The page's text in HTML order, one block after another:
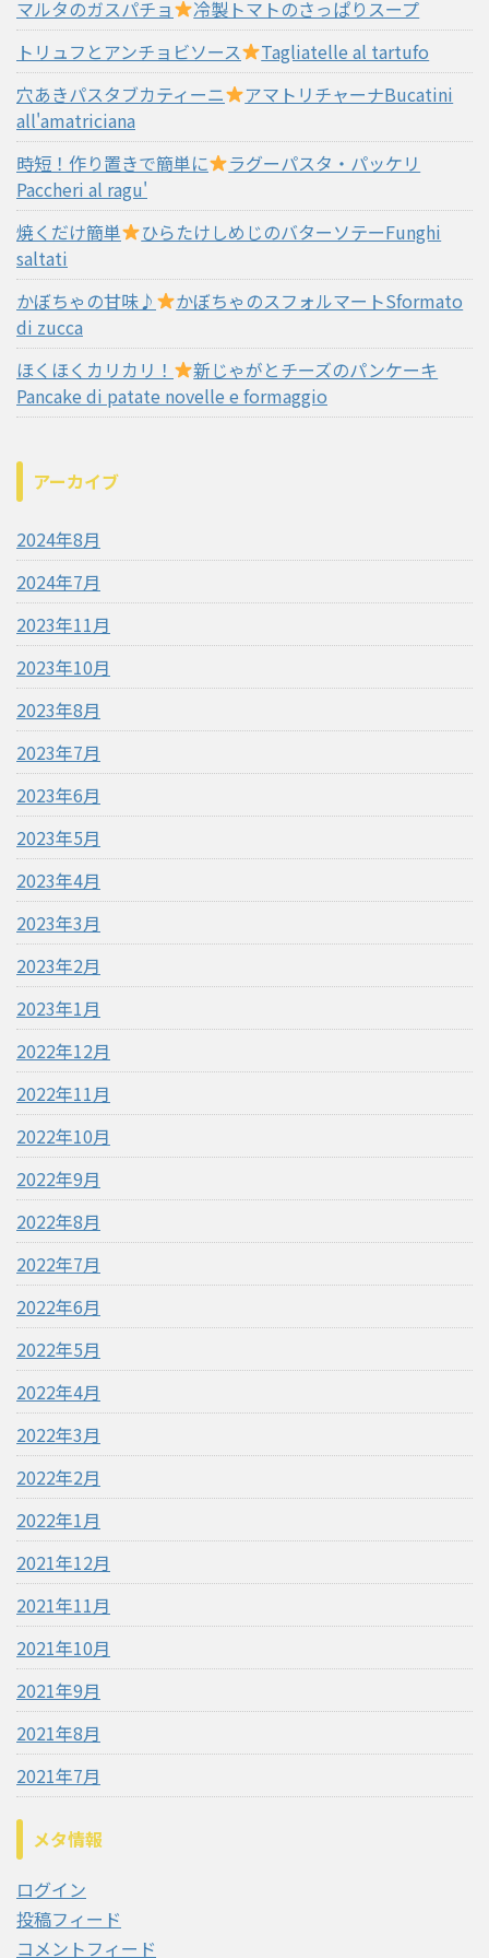
マルタのガスパチョ
冷製トマトのさっぱりスープ
トリュフとアンチョビソース
Tagliatelle al tartufo
穴あきパスタブカティーニ
アマトリチャーナBucatini
all'amatriciana
時短！作り置きで簡単に
ラグーパスタ・パッケリ
Paccheri al ragu'
焼くだけ簡単
ひらたけしめじのバターソテーFunghi
saltati
かぼちゃの甘味♪
かぼちゃのスフォルマートSformato
di zucca
ほくほくカリカリ！
新じゃがとチーズのパンケーキ
Pancake di patate novelle e formaggio
アーカイブ
2024年8月
2024年7月
2023年11月
2023年10月
2023年8月
2023年7月
2023年6月
2023年5月
2023年4月
2023年3月
2023年2月
2023年1月
2022年12月
2022年11月
2022年10月
2022年9月
2022年8月
2022年7月
2022年6月
2022年5月
2022年4月
2022年3月
2022年2月
2022年1月
2021年12月
2021年11月
2021年10月
2021年9月
2021年8月
2021年7月
メタ情報
ログイン
投稿フィード
コメントフィード